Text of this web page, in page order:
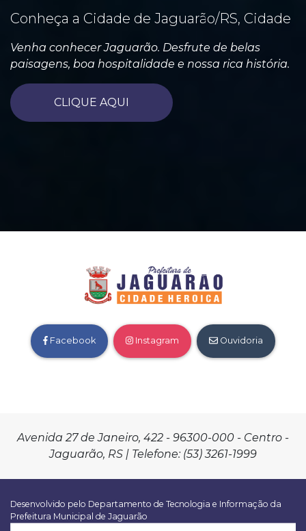
Conheça a Cidade de Jaguarão/RS, Cidade
Venha conhecer Jaguarão. Desfrute de belas
paisagens, boa hospitalidade e nossa rica história.
CLIQUE AQUI
Facebook Instagram Ouvidoria
Avenida 27 de Janeiro, 422 - 96300-000 - Centro -
Jaguarão, RS | Telefone: (53) 3261-1999
Desenvolvido pelo Departamento de Tecnologia e Informação da
Prefeitura Municipal de Jaguarão